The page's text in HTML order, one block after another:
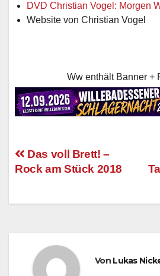
DVD Christian Vogel: Morgen
Website von Christian Vogel
Ww enthält Banner +
Beitragsnavigation
Das voll Brett! –
Rock am Stück 2018
Von Lukas